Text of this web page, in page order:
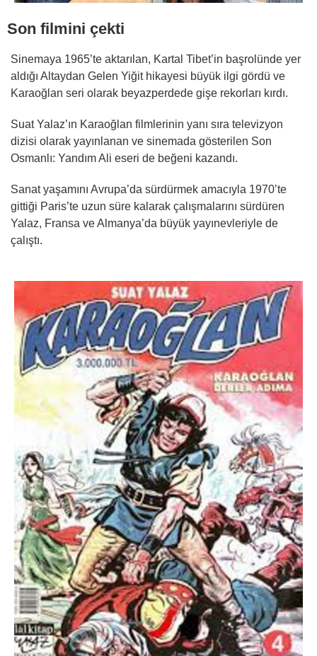
Son filmini çekti
Sinemaya 1965’te aktarılan, Kartal Tibet’in başrolünde yer
aldığı Altaydan Gelen Yiğit hikayesi büyük ilgi gördü ve
Karaoğlan seri olarak beyazperdede gişe rekorları kırdı.
Suat Yalaz’ın Karaoğlan filmlerinin yanı sıra televizyon
dizisi olarak yayınlanan ve sinemada gösterilen Son
Osmanlı: Yandım Ali eseri de beğeni kazandı.
Sanat yaşamını Avrupa’da sürdürmek amacıyla 1970’te
gittiği Paris’te uzun süre kalarak çalışmalarını sürdüren
Yalaz, Fransa ve Almanya’da büyük yayınevleriyle de
çalıştı.